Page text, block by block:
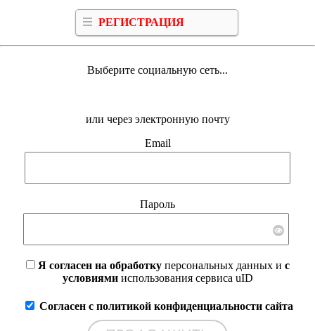
РЕГИСТРАЦИЯ
Выберите социальную сеть...
или через электронную почту
Email
Пароль
Я согласен на обработкуперсональных данных и с
условиямииспользования сервиса uID
Согласен с политикой конфиденциальности сайта